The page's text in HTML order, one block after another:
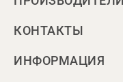
КОНТАКТЫ
ИНФОРМАЦИЯ